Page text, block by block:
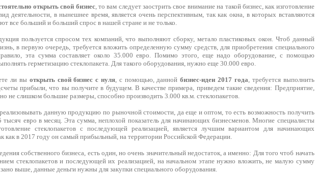
открыть свой бизнес, то вам следует заострить свое внимание на такой бизнес, как изготовление
деятельности, в нынешнее время, является очень перспективным, так как окна, в которых вставляются
все больший и больший спрос в нашей стране и не только.
пользуется спросом тех компаний, что выполняют сборку, метало пластиковых окон. Чтоб данный
в первую очередь, требуется вложить определенную сумму средств, для приобретения специального
эта сумма составляет около 35.000 евро. Помимо этого, еще надо оборудование, с помощью
герметизацию стеклопакета. Для такого оборудования, нужно еще 30.000 евро.
ли вы открыть свой бизнес с нуля, с помощью, даннойбизнес-идеи 2017 года, требуется выполнить
прибыли, что вы получите в будущем. В качестве примера, приведем такие сведения: Предприятие,
не слишком большие размеры, способно производить 3.000 кв.м. стеклопакетов.
данную продукцию по рыночной стоимости, да еще и оптом, то есть возможность получить
евро в месяц. Эта сумма, неплохой показатель для начинающих бизнесменов. Многие специалисты
стеклопакетов с последующей реализацией, является лучшим вариантом для начинающих
как в 2017 году он самый прибыльный, на территории Российской Федерации.
собственного бизнеса, есть один, но очень значительный недостаток, а именно: Для того чтоб начать
стеклопакетов и последующей их реализацией, на начальном этапе нужно вложить, не малую сумму
выше, данные деньги нужны для закупки специального оборудования.